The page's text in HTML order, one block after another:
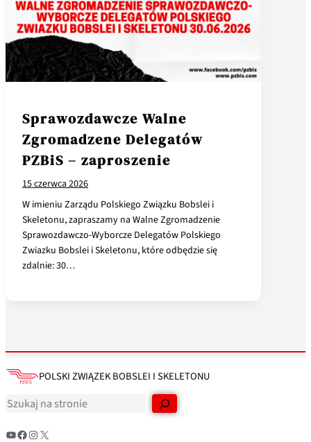
Sprawozdawcze Walne
Zgromadzene Delegatów
PZBiS – zaproszenie
15 czerwca 2026
W imieniu Zarządu Polskiego Związku Bobslei i
Skeletonu, zapraszamy na Walne Zgromadzenie
Sprawozdawczo-Wyborcze Delegatów Polskiego
Zwiazku Bobslei i Skeletonu, które odbędzie się
zdalnie: 30…
POLSKI ZWIĄZEK BOBSLEI I SKELETONU